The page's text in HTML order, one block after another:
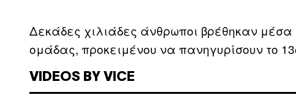
Δεκάδες χιλιάδες άνθρωποι βρέθηκαν μέσα
ομάδας, προκειμένου να πανηγυρίσουν το
VIDEOS BY VICE